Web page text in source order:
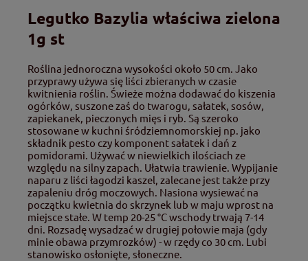
Legutko Bazylia właściwa zielona
1g st
Roślina jednoroczna wysokości około 50 cm. Jako
przyprawy używa się liści zbieranych w czasie
kwitnienia roślin. Świeże można dodawać do kiszenia
ogórków, suszone zaś do twarogu, sałatek, sosów,
zapiekanek, pieczonych mięs i ryb. Są szeroko
stosowane w kuchni śródziemnomorskiej np. jako
składnik pesto czy komponent sałatek i dań z
pomidorami. Używać w niewielkich ilościach ze
względu na silny zapach. Ułatwia trawienie. Wypijanie
naparu z liści łagodzi kaszel, zalecane jest także przy
zapaleniu dróg moczowych. Nasiona wysiewać na
początku kwietnia do skrzynek lub w maju wprost na
miejsce stałe. W temp 20-25 °C wschody trwają 7-14
dni. Rozsadę wysadzać w drugiej połowie maja (gdy
minie obawa przymrozków) - w rzędy co 30 cm. Lubi
stanowisko osłonięte, słoneczne.